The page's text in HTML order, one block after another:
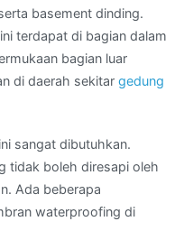
basement dinding.
terdapat di bagian dalam
bagian luar
di daerah sekitar gedung
sangat dibutuhkan.
tidak boleh diresapi oleh
Ada beberapa
waterproofing di